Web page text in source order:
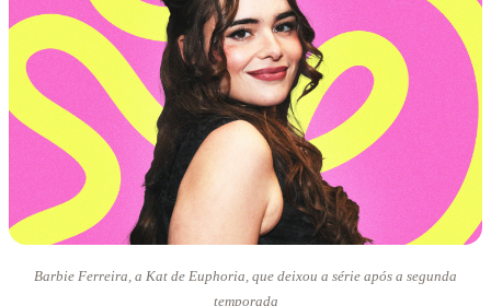
Barbie Ferreira, a Kat de Euphoria, que deixou a série após a segunda
temporada